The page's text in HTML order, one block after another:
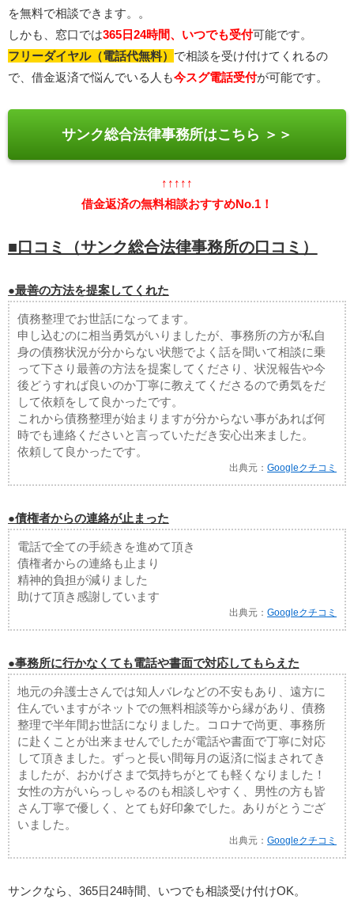
を無料で相談できます。。
しかも、窓口では365日24時間、いつでも受付可能です。
フリーダイヤル（電話代無料） で相談を受け付けてくれるの
で、借金返済で悩んでいる人も今スグ電話受付が可能です。
サンク総合法律事務所はこちら ＞＞
↑↑↑↑↑
借金返済の無料相談おすすめNo.1！
■口コミ（サンク総合法律事務所の口コミ）
●最善の方法を提案してくれた
債務整理でお世話になってます。
申し込むのに相当勇気がいりましたが、事務所の方が私自
身の債務状況が分からない状態でよく話を聞いて相談に乗
って下さり最善の方法を提案してくださり、状況報告や今
後どうすれば良いのか丁寧に教えてくださるので勇気をだ
して依頼をして良かったです。
これから債務整理が始まりますが分からない事があれば何
時でも連絡くださいと言っていただき安心出来ました。
依頼して良かったです。
出典元：Googleクチコミ
●債権者からの連絡が止まった
電話で全ての手続きを進めて頂き
債権者からの連絡も止まり
精神的負担が減りました
助けて頂き感謝しています
出典元：Googleクチコミ
●事務所に行かなくても電話や書面で対応してもらえた
地元の弁護士さんでは知人バレなどの不安もあり、遠方に
住んでいますがネットでの無料相談等から縁があり、債務
整理で半年間お世話になりました。コロナで尚更、事務所
に赴くことが出来ませんでしたが電話や書面で丁寧に対応
して頂きました。ずっと長い間毎月の返済に悩まされてき
ましたが、おかげさまで気持ちがとても軽くなりました！
女性の方がいらっしゃるのも相談しやすく、男性の方も皆
さん丁寧で優しく、とても好印象でした。ありがとうござ
いました。
出典元：Googleクチコミ
サンクなら、365日24時間、いつでも相談受け付けOK。